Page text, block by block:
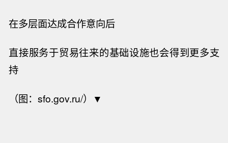
在多层面达成合作意向后
直接服务于贸易往来的基础设施也会得到更多支
持
（图：sfo.gov.ru/）▼